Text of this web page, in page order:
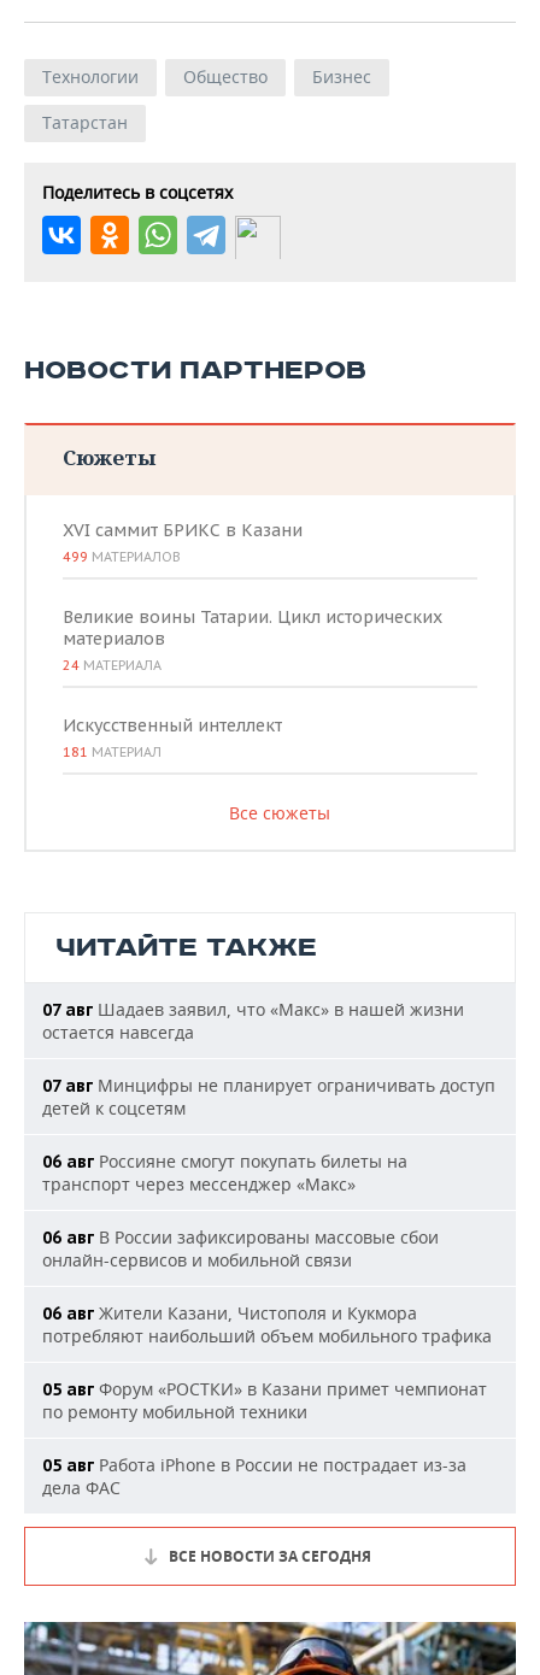
Технологии Общество
Бизнес
Татарстан
Поделитесь в соцсетях
НОВОСТИ ПАРТНЕРОВ
Сюжеты
XVI саммит БРИКС в Казани
499 МАТЕРИАЛОВ
Великие воины Татарии. Цикл исторических
материалов
24 МАТЕРИАЛА
Искусственный интеллект
181 МАТЕРИАЛ
Все сюжеты
ЧИТАЙТЕ ТАКЖЕ
07 авг Шадаев заявил, что «Макс» в нашей жизни
остается навсегда
07 авг Минцифры не планирует ограничивать доступ
детей к соцсетям
06 авг Россияне смогут покупать билеты на
транспорт через мессенджер «Макс»
06 авг В России зафиксированы массовые сбои
онлайн-сервисов и мобильной связи
06 авг Жители Казани, Чистополя и Кукмора
потребляют наибольший объем мобильного трафика
05 авг Форум «РОСТКИ» в Казани примет чемпионат
по ремонту мобильной техники
05 авг Работа iPhone в России не пострадает из-за
дела ФАС
ВСЕ НОВОСТИ ЗА СЕГОДНЯ